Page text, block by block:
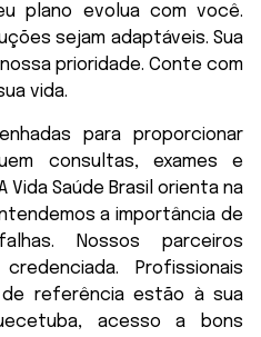
plano evolua com você.
sejam adaptáveis. Sua
prioridade. Conte com
vida.
para proporcionar
consultas, exames e
Saúde Brasil orienta na
a importância de
Nossos parceiros
Profissionais
referência estão à sua
acesso a bons